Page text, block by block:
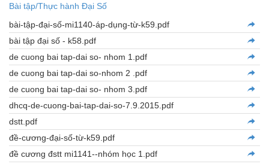
Bài tập/Thực hành Đại Số
bài-tập-đại-số-mi1140-áp-dụng-từ-k59.pdf
bài tập đại số - k58.pdf
de cuong bai tap-dai so- nhom 1.pdf
de cuong bai tap-dai so-nhom 2 .pdf
de cuong bai tap-dai so- nhom 3.pdf
dhcq-de-cuong-bai-tap-dai-so-7.9.2015.pdf
dstt.pdf
đề-cương-đại-số-từ-k59.pdf
đề cương đstt mi1141--nhóm học 1.pdf